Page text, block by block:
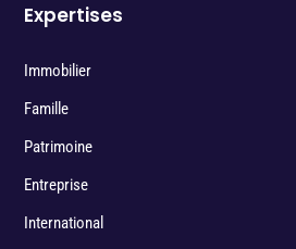
Expertises
Immobilier
Famille
Patrimoine
Entreprise
International